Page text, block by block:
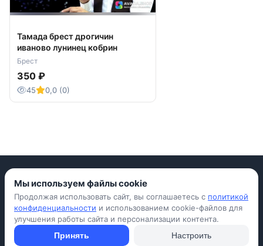
Тамада брест дрогичин
иваново лунинец кобрин
Брест
350 ₽
45 0,0 (0)
Приложение для iPhone
© Avada Shop, 2026
Конфиденциальность
Подать объявление бесплатно
ОбъявленияВопросы и ответы
Мы используем файлы cookie
Продолжая использовать сайт, вы соглашаетесь с политикой
конфиденциальности и использованием cookie-файлов для
улучшения работы сайта и персонализации контента.
Принять
Настроить